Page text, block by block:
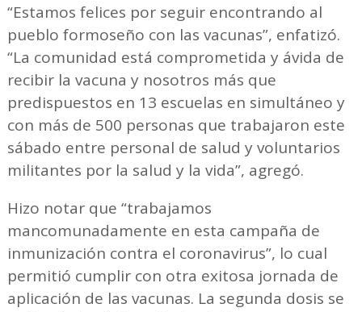
“Estamos felices por seguir encontrando al
pueblo formoseño con las vacunas”, enfatizó.
“La comunidad está comprometida y ávida de
recibir la vacuna y nosotros más que
predispuestos en 13 escuelas en simultáneo y
con más de 500 personas que trabajaron este
sábado entre personal de salud y voluntarios
militantes por la salud y la vida”, agregó.
Hizo notar que “trabajamos
mancomunadamente en esta campaña de
inmunización contra el coronavirus”, lo cual
permitió cumplir con otra exitosa jornada de
aplicación de las vacunas. La segunda dosis se